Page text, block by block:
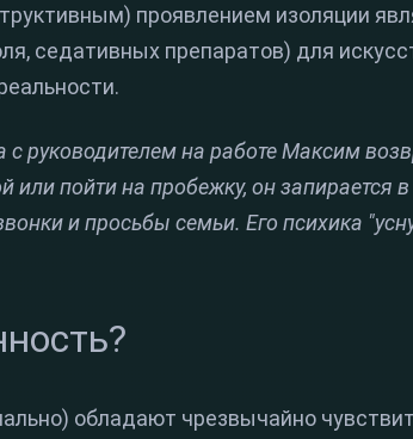
проявлением изоляции
седативных препаратов) для
с руководителем на работе Максим
или пойти на пробежку, он запирается
и просьбы семьи. Его психика
обладают чрезвычайно